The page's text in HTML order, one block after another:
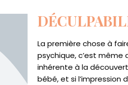
La première chose à
psychique, c’est
inhérente à la
bébé, et si